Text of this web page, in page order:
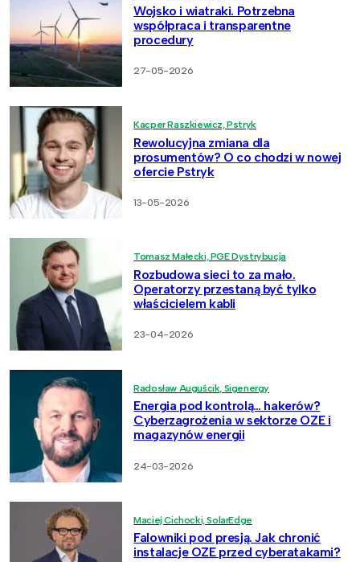
Wojsko i wiatraki. Potrzebna
współpraca i transparentne
procedury
27-05-2026
Kacper Raszkiewicz, Pstryk
Rewolucyjna zmiana dla
prosumentów? O co chodzi w nowej
ofercie Pstryk
13-05-2026
Tomasz Małecki, PGE Dystrybucja
Rozbudowa sieci to za mało.
Operatorzy przestaną być tylko
właścicielem kabli
23-04-2026
Radosław Auguścik, Sigenergy
Energia pod kontrolą… hakerów?
Cyberzagrożenia w sektorze OZE i
magazynów energii
24-03-2026
Maciej Cichocki, SolarEdge
Falowniki pod presją. Jak chronić
instalacje OZE przed cyberatakami?